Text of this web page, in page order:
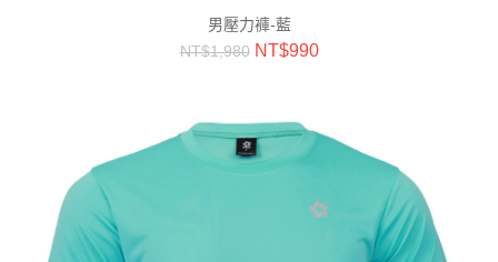
男壓力褲-藍
NT$1,980 NT$990